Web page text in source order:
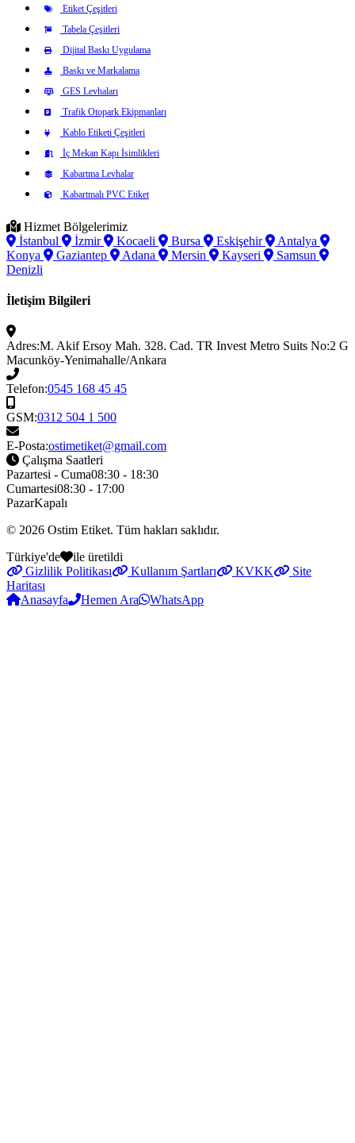
Etiket Çeşitleri
Tabela Çeşitleri
Dijital Baskı Uygulama
Baskı ve Markalama
GES Levhaları
Trafik Otopark Ekipmanları
Kablo Etiketi Çeşitleri
İç Mekan Kapı İsimlikleri
Kabartma Levhalar
Kabartmalı PVC Etiket
Hizmet Bölgelerimiz
İstanbul
İzmir Kocaeli Bursa Eskişehir
Antalya
Konya
Gaziantep Adana Mersin Kayseri
Samsun
Denizli
İletişim Bilgileri
Adres:M. Akif Ersoy Mah. 328. Cad. TR Invest Metro Suits No:2 G
Macunköy-Yenimahalle/Ankara
Telefon:0545 168 45 45
GSM:0312 504 1 500
E-Posta:ostimetiket@gmail.com
Çalışma Saatleri
Pazartesi - Cuma08:30 - 18:30
Cumartesi08:30 - 17:00
PazarKapalı
© 2026 Ostim Etiket. Tüm hakları saklıdır.
Türkiye'de
ile üretildi
Gizlilik Politikası
Kullanım Şartları KVKK
Site
Haritası
Anasayfa
Hemen Ara WhatsApp